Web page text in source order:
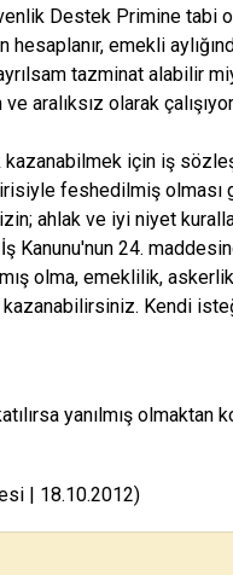
Destek Primine tabi
emekli
tazminat alabilir
ve aralıksız olarak
kazanabilmek için iş
feshedilmiş olması
ahlak ve iyi niyet
İş Kanunu'nun 24.
olma, emeklilik,
kazanabilirsiniz. Kendi
yanılmış olmaktan
| 18.10.2012)